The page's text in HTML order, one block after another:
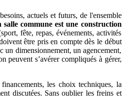
actuels et futurs, de l'ensemble
salle commune est une construction
fête, repas, événements, activités
être pris en compte dès le début
dimensionnement, un agencement,
peuvent s’avérer compliqués à gérer,
les choix techniques, la
discutées. Sans oublier les freins et